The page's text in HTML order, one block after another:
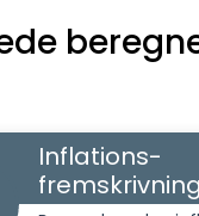
Inflations-
fremskrivning